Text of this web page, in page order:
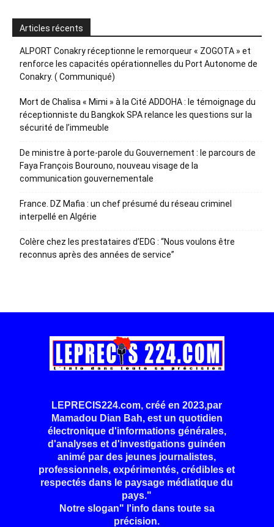
Articles récents
ALPORT Conakry réceptionne le remorqueur « ZOGOTA » et
renforce les capacités opérationnelles du Port Autonome de
Conakry. ( Communiqué)
Mort de Chalisa « Mimi » à la Cité ADDOHA : le témoignage du
réceptionniste du Bangkok SPA relance les questions sur la
sécurité de l’immeuble
De ministre à porte-parole du Gouvernement : le parcours de
Faya François Bourouno, nouveau visage de la
communication gouvernementale
France. DZ Mafia : un chef présumé du réseau criminel
interpellé en Algérie
Colère chez les prestataires d’EDG : “Nous voulons être
reconnus après des années de service”
LEPRECIS224.com, créé en 2023,par
Mamadou Dian Bah, est un quotidien
électronique d'informations générales,
d'analyses et d'investigations guinéen
animé par des jeunes journalistes,
professionnels, expérimentés, crédibles et
respectés dans le paysage médiatique du
pays."
Notre slogan" l'info dans toute sa
précision.